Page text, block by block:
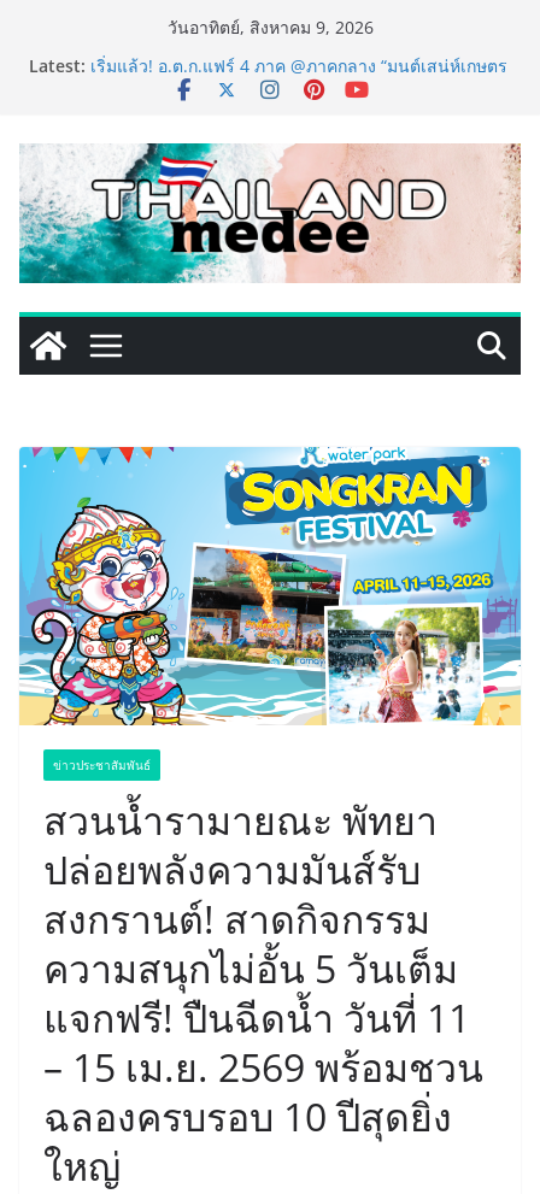
วันอาทิตย์, สิงหาคม 9, 2026
Latest: เริ่มแล้ว! อ.ต.ก.แฟร์ 4 ภาค @ภาคกลาง “มนต์เสน่ห์เกษตร
ไทย สู่ใจกลางมหานคร” ชวนชิม ช้อป สินค้าเกษตร
ททท. ประกาศความสำเร็จ Village to the World Season
5 ผนึก 9 พันธมิตร ขับเคลื่อน ESG Tourism สืบสานพระ
ราชปณิธาน สร้างคุณค่าการท่องเที่ยวไทยอย่างยั่งยืน
เหิงลี่ แมนูแฟคเจอริ่ง เทคโนโลยี (ไทยแลนด์) เปิดโรงงาน
แห่งใหม่ในชลบุรี เดินหน้าขยายฐานการผลิตสู่เอเชียตะวัน
ออกเฉียงใต้ เสริมแกร่งยุทธศาสตร์ระดับโลก
LORDNINE จัดศึกคนดังสายเกม ไทย ปะทะ ฟิลิปปินส์ ใน
“Rise of the Tenth Lord” เปิดสงครามกิลด์ข้ามประเทศ
ฉลองเซิร์ฟเวอร์ใหม่ เฮเลนา
PIPPER STANDARD® เปิดตัวแชมพูอาบน้ำ และ โฟมอาบ
แห้งสัตว์เลี้ยง ชูนวัตกรรมพลังธรรมชาติ “Zero-Residue”
ข่าวประชาสัมพันธ์
สวนน้ำรามายณะ พัทยา
ปล่อยพลังความมันส์รับ
สงกรานต์! สาดกิจกรรม
ความสนุกไม่อั้น 5 วันเต็ม
แจกฟรี! ปืนฉีดน้ำ วันที่ 11
– 15 เม.ย. 2569 พร้อมชวน
ฉลองครบรอบ 10 ปีสุดยิ่ง
ใหญ่